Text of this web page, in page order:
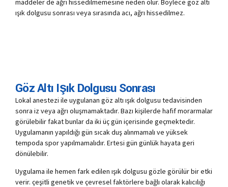
maddeler de ağrı hissedilmemesine neden olur. Böylece göz altı
ışık dolgusu sonrası veya sırasında acı, ağrı hissedilmez.
Göz Altı Işık Dolgusu Sonrası
Lokal anestezi ile uygulanan göz altı ışık dolgusu tedavisinden
sonra iz veya ağrı oluşmamaktadır. Bazı kişilerde hafif morarmalar
görülebilir fakat bunlar da iki üç gün içerisinde geçmektedir.
Uygulamanın yapıldığı gün sıcak duş alınmamalı ve yüksek
tempoda spor yapılmamalıdır. Ertesi gün günlük hayata geri
dönülebilir.
Uygulama ile hemen fark edilen ışık dolgusu gözle görülür bir etki
verir. çeşitli genetik ve çevresel faktörlere bağlı olarak kalıcılığı